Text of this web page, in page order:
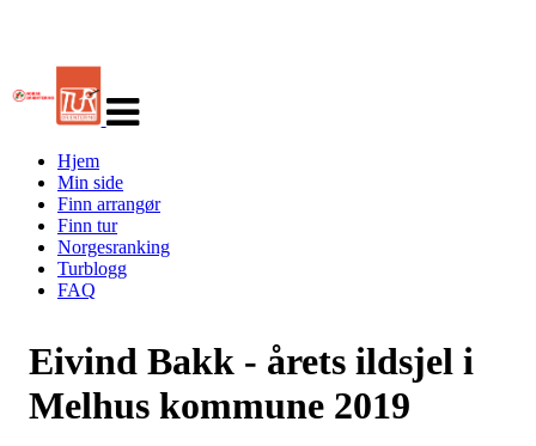
navigasjon
Hjem
Min side
Finn arrangør
Finn tur
Norgesranking
Turblogg
FAQ
Eivind Bakk - årets ildsjel i
Melhus kommune 2019